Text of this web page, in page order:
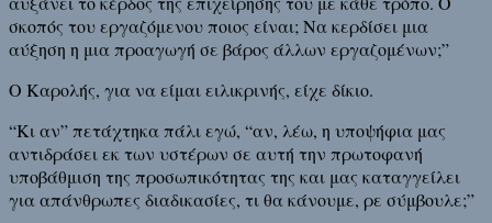
σκοπός του εργαζόμενου ποιος είναι; Να κερδίσει μια
αύξηση η μια προαγωγή σε βάρος άλλων εργαζομένων;”
Ο Καρολής, για να είμαι ειλικρινής, είχε δίκιο.
“Κι αν” πετάχτηκα πάλι εγώ, “αν, λέω, η υποψήφια μας
αντιδράσει εκ των υστέρων σε αυτή την πρωτοφανή
υποβάθμιση της προσωπικότητας της και μας καταγγείλει
για απάνθρωπες διαδικασίες, τι θα κάνουμε, ρε σύμβουλε;”